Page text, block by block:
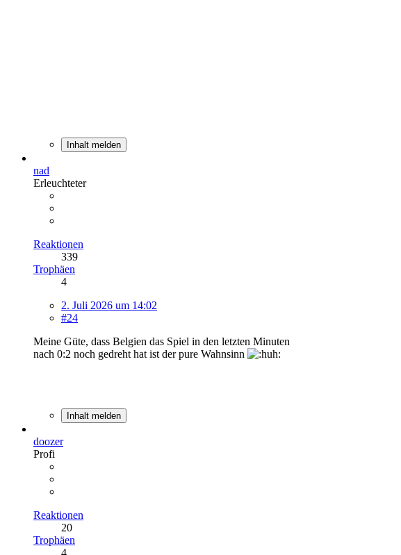
Inhalt melden
nad
Erleuchteter
Reaktionen
339
Trophäen
4
2. Juli 2026 um 14:02
#24
Meine Güte, dass Belgien das Spiel in den letzten Minuten
nach 0:2 noch gedreht hat ist der pure Wahnsinn
Inhalt melden
doozer
Profi
Reaktionen
20
Trophäen
4